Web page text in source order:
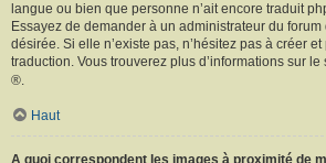
langue ou bien que personne n’ait encore traduit
Essayez de demander à un administrateur du forum
désirée. Si elle n’existe pas, n’hésitez pas à créer
traduction. Vous trouverez plus d’informations sur le
®.
Haut
A quoi correspondent les images à proximité de